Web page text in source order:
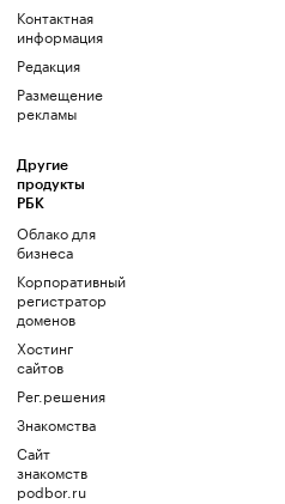
Контактная
информация
Редакция
Размещение
рекламы
Другие
продукты
РБК
Облако для
бизнеса
Корпоративный
регистратор
доменов
Хостинг
сайтов
Рег.решения
Знакомства
Сайт
знакомств
podbor.ru